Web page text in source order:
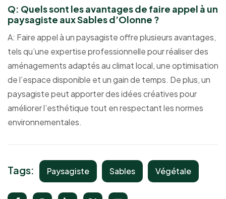
Q: Quels sont les avantages de faire appel à un
paysagiste aux Sables d’Olonne ?
A: Faire appel à un paysagiste offre plusieurs avantages,
tels qu’une expertise professionnelle pour réaliser des
aménagements adaptés au climat local, une optimisation
de l’espace disponible et un gain de temps. De plus, un
paysagiste peut apporter des idées créatives pour
améliorer l’esthétique tout en respectant les normes
environnementales.
Tags: Paysagiste Sables Végétale